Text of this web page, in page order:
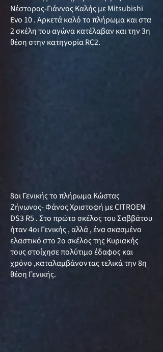
Νέστορος-Γιάννος Καλής με Mitsubishi
Evo 10 . Αρκετά καλό το πλήρωμα και στα
2 σκέλη του αγώνα κατέλαβαν και την 3η
θέση στην κατηγορία RC2.
8οι Γενικής το πλήρωμα Κώστας
Ζήνωνος- Φάνος Χριστοφή με CITROEN
DS3 R5 . Στο πρώτο σκέλος του Σαββάτου
ήταν 4οι Γενικής , αλλά , ένα σκασμένο
ελαστικό στο 2ο σκέλος της Κυριακής
τους στοίχησε πολύτιμο έδαφος και
χρόνο ,καταλαμβάνοντας τελικά την 8η
θέση Γενικής.